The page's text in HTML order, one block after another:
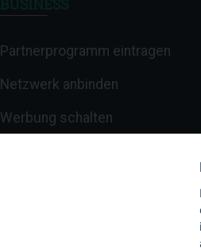
Partnerprogramm eintragen
Netzwerk anbinden
Werbung schalten